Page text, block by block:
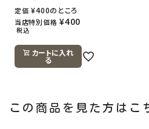
定価 ¥400のところ
当店特別価格 ¥400
税込
カートに入れ
る
この商品を見た方はこ